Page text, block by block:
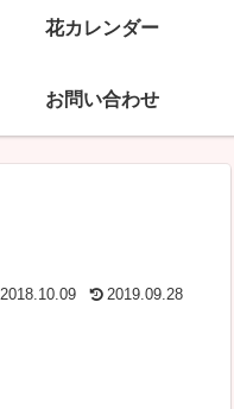
花カレンダー
お問い合わせ
2018.10.09 2019.09.28